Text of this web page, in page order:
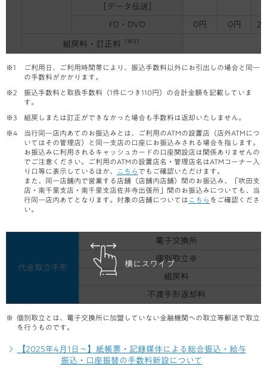
［データ伝送］
FD・DVD 0円 0円
組戻料・訂正料 （※3）
ご利用日、ご利用時間帯により、振込手数料以外にお引出しの場合と同一
の手数料がかかります。
振込手数料と取扱手数料（1件につき110円）の合計金額を記載していま
す。
組戻しまたは訂正ができなかった場合も手数料は返却いたしません。
当行同一店内あてのお振込みとは、ご利用のATMの設置店（店外ATMにつ
いてはその管理店）と同一支店の口座にお振込みされる場合を指します。
お振込みに利用されるキャッシュカードの口座開設店は関係ありませんの
でご注意ください。ご利用のATMの設置店名・管理店名はATMコーナー入
り口等に表示しているほか、
こちら でもご確認いただけます。
また、同一店舗内で営業する店舗（店舗内店舗）間のお振込み、「吹田支
店・南千里支店・南千里支店佐井寺出張所」間のお振込みについても、当
行同一店内あてとなります。対象の店舗については こちら をご確認くださ
い。
代金取立手形
電子交換所
個別取立※
組戻料
不渡手形返却料
横にスワイプ
個別取立とは、電子交換所に加盟していない金融機関への取立等郵送で取立
を行うものです。
【2025年4月1日～】紙帳票・記録媒体による総合振込・給与
振込・口座振替の手数料新設について